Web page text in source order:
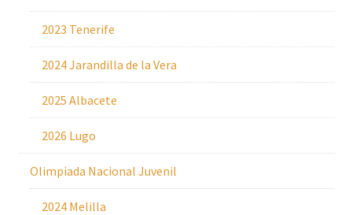
2023 Tenerife
2024 Jarandilla de la Vera
2025 Albacete
2026 Lugo
Olimpiada Nacional Juvenil
2024 Melilla